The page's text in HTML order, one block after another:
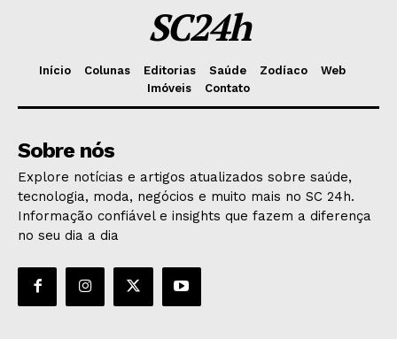
SC24h
Início Colunas Editorias Saúde Zodíaco
Web
Imóveis
Contato
Sobre nós
Explore notícias e artigos atualizados sobre saúde,
tecnologia, moda, negócios e muito mais no SC 24h.
Informação confiável e insights que fazem a diferença
no seu dia a dia